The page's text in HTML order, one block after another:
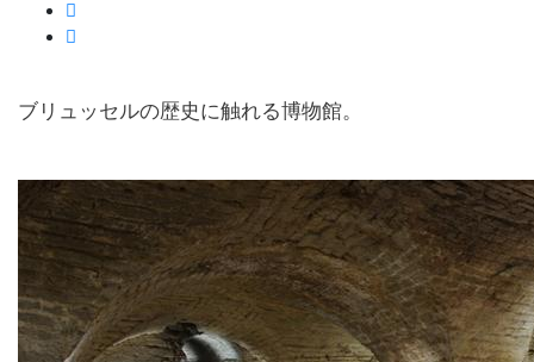
ブリュッセルの歴史に触れる博物館。